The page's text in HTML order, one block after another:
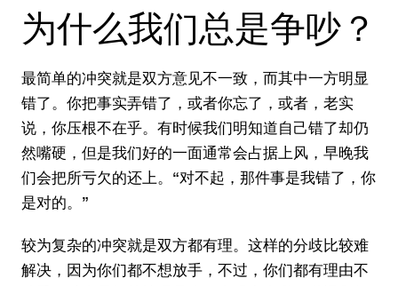
为什么我们总是争吵？
最简单的冲突就是双方意见不一致，而其中一方明显
错了。你把事实弄错了，或者你忘了，或者，老实
说，你压根不在乎。有时候我们明知道自己错了却仍
然嘴硬，但是我们好的一面通常会占据上风，早晚我
们会把所亏欠的还上。“对不起，那件事是我错了，你
是对的。”
较为复杂的冲突就是双方都有理。这样的分歧比较难
解决，因为你们都不想放手，不过，你们都有理由不